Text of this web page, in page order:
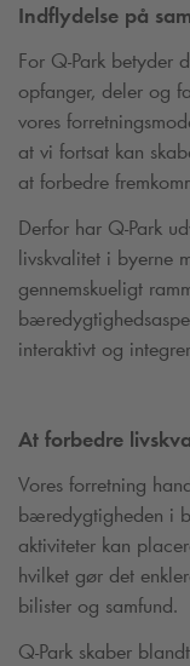
Indflydelse på
For Q-Park betyder
opfanger, deler og
vores
at vi fortsat kan
at forbedre
Derfor har Q-Park
livskvalitet i byerne
gennemskueligt
interaktivt og
At forbedre
Vores forretning
bæredygtigheden i
aktiviteter kan
hvilket gør det
bilister og samfund.
Q-Park skaber